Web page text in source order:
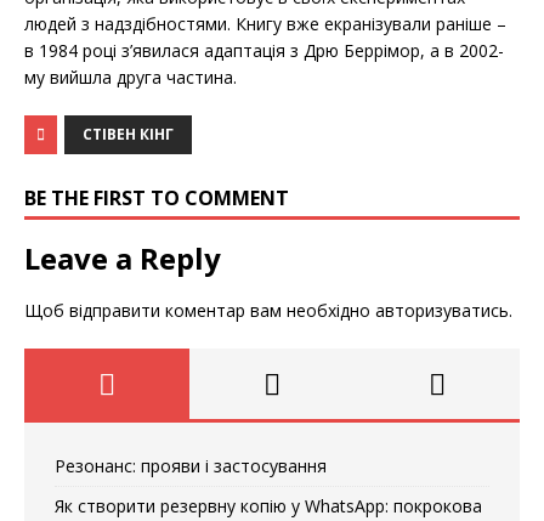
людей з надздібностями. Книгу вже екранізували раніше –
в 1984 році з’явилася адаптація з Дрю Беррімор, а в 2002-
му вийшла друга частина.
СТІВЕН КІНГ
BE THE FIRST TO COMMENT
Leave a Reply
Щоб відправити коментар вам необхідно авторизуватись.
Резонанс: прояви і застосування
Як створити резервну копію у WhatsApp: покрокова